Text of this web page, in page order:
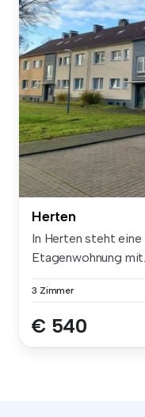
Herten
In Herten steht
Etagenwohnung
3 Zimmer
€ 540